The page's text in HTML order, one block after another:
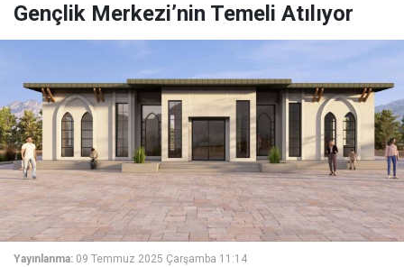
Gençlik Merkezi’nin Temeli Atılıyor
Yayınlanma: 09 Temmuz 2025 Çarşamba 11:14